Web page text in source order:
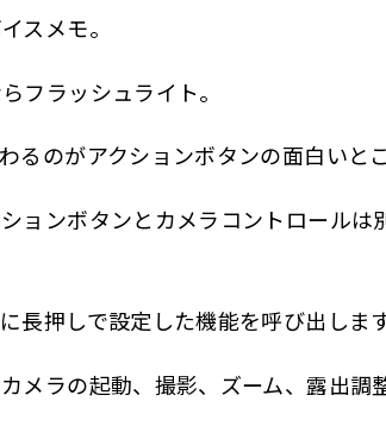
スメモ。
フラッシュライト。
るのがアクションボタンの面白いとこ
ョンボタンとカメラコントロールは
長押しで設定した機能を呼び出します
メラの起動、撮影、ズーム、露出調